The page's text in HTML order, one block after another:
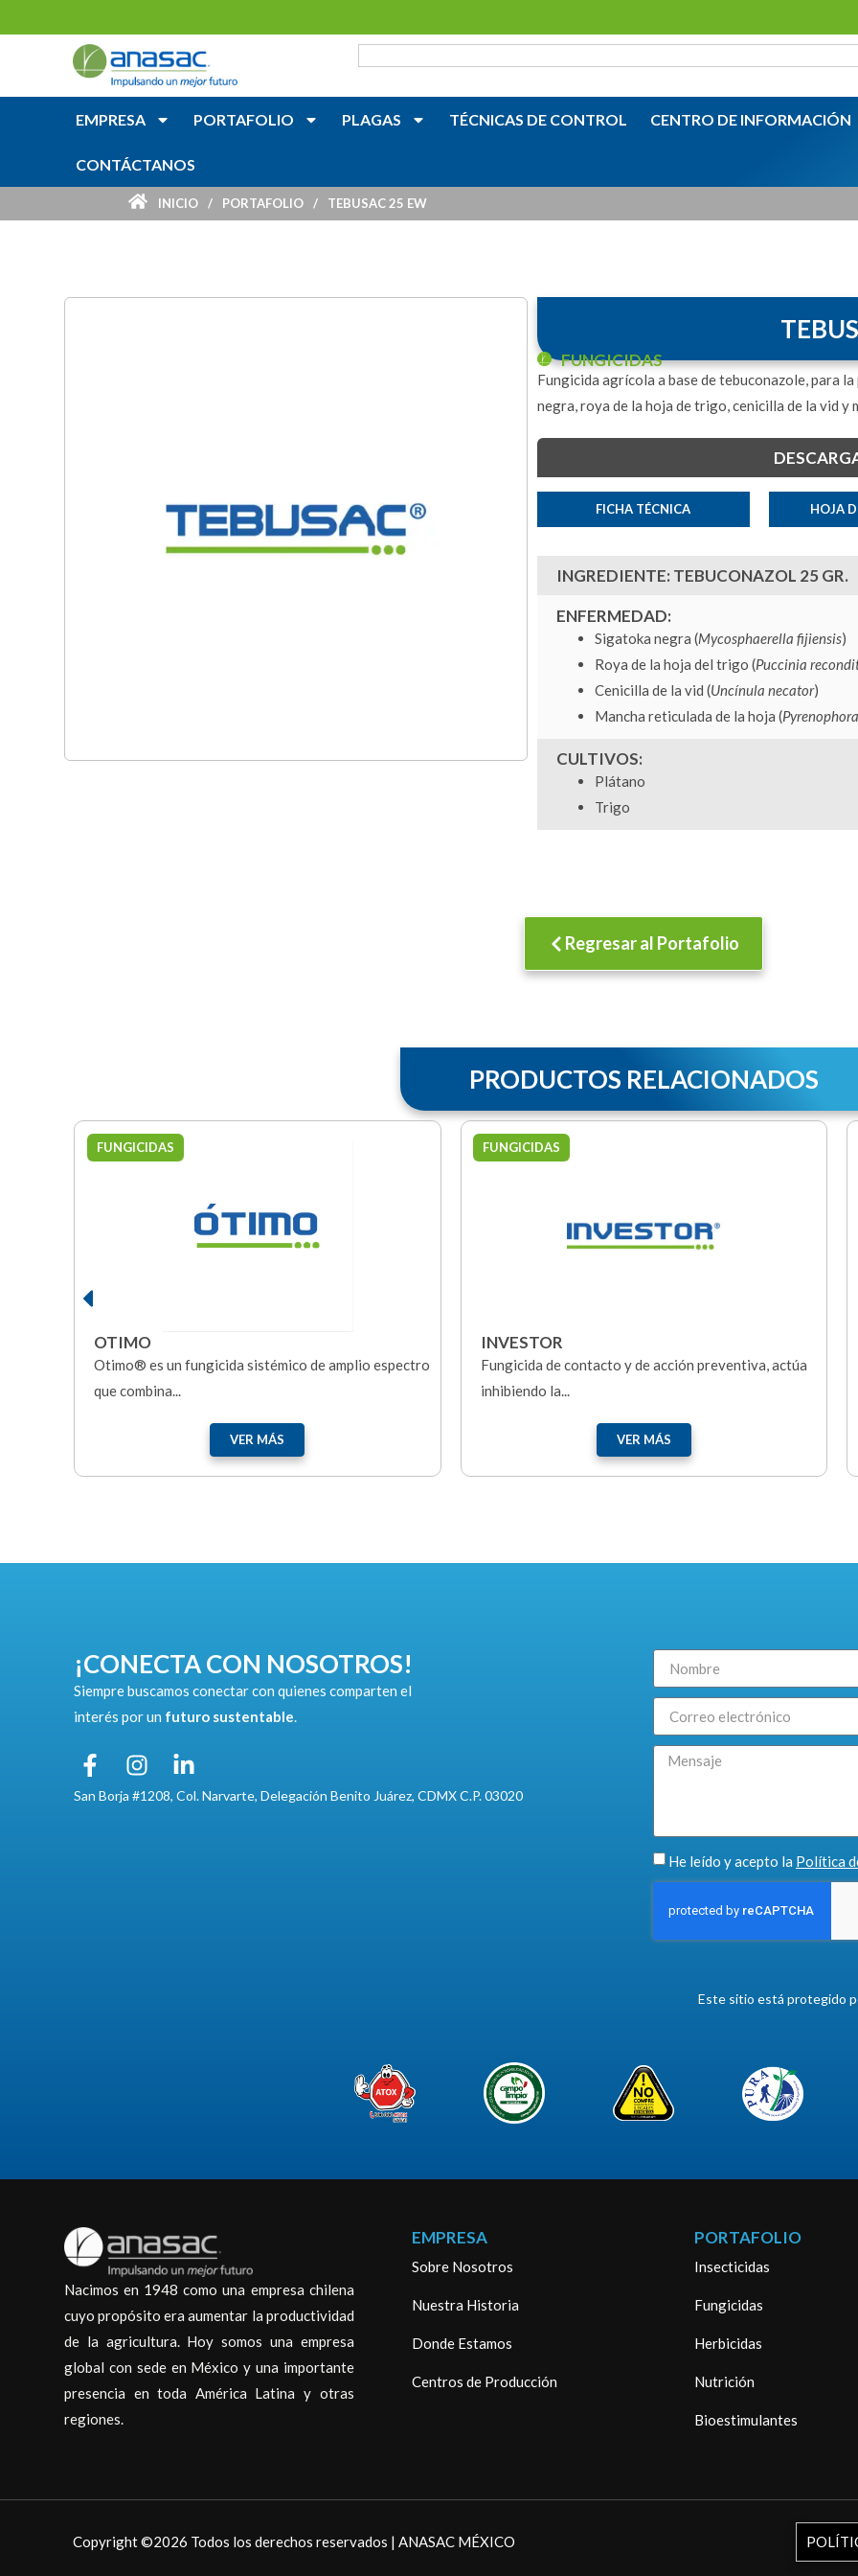
EMPRESA PORTAFOLIO PLAGAS TÉCNICAS DE CONTROL CENTRO DE INFORMACIÓN
CONTÁCTANOS
INICIO / PORTAFOLIO / TEBUSAC 25 EW
FUNGICIDAS
Fungicida agrícola a base de tebuconazole, para
negra, roya de la hoja de trigo, cenicilla de la vid y
FICHA TÉCNICA HOJA
INGREDIENTE: TEBUCONAZOL 25 GR.
ENFERMEDAD:
Sigatoka negra (Mycosphaerella fijiensis)
Roya de la hoja del trigo (Puccinia
Cenicilla de la vid (Uncínula necator)
Mancha reticulada de la hoja (
CULTIVOS:
Plátano
Trigo
Regresar al Portafolio
PRODUCTOS RELACIONADOS
FUNGICIDAS
INVESTOR
Fungicida de contacto y de acción preventiva, actúa
inhibiendo la...
VER MÁS
FUNGICIDAS
BRELUX
Fungicida que presenta actividad sistémica, preventiva
y curativa. Azoxistrobin actúa...
VER MÁS
¡CONECTA CON NOSOTROS!
Siempre buscamos conectar con quienes comparten el
interés por un futuro sustentable.
San Borja #1208, Col. Narvarte, Delegación Benito Juárez, CDMX C.P. 03020
He leído y acepto la Política
Este sitio está protegido
Nacimos en 1948 como una empresa chilena
cuyo propósito era aumentar la productividad
de la agricultura. Hoy somos una empresa
global con sede en México y una importante
presencia en toda América Latina y otras
regiones.
EMPRESA
Sobre Nosotros
Nuestra Historia
Donde Estamos
Centros de Producción
PORTAFOLIO
Insecticidas
Fungicidas
Herbicidas
Nutrición
Bioestimulantes
Copyright ©2026 Todos los derechos reservados | ANASAC MÉXICO